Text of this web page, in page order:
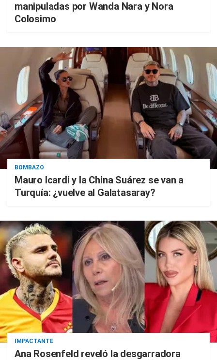
manipuladas por Wanda Nara y Nora
Colosimo
BOMBAZO
Mauro Icardi y la China Suárez se van a
Turquía: ¿vuelve al Galatasaray?
IMPACTANTE
Ana Rosenfeld reveló la desgarradora